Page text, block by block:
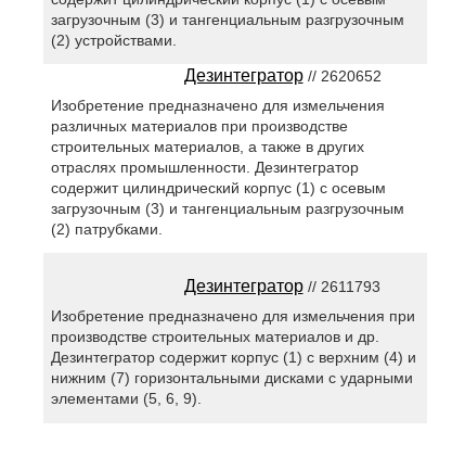
загрузочным (3) и тангенциальным разгрузочным
(2) устройствами.
Дезинтегратор// 2620652
Изобретение предназначено для измельчения
различных материалов при производстве
строительных материалов, а также в других
отраслях промышленности. Дезинтегратор
содержит цилиндрический корпус (1) с осевым
загрузочным (3) и тангенциальным разгрузочным
(2) патрубками.
Дезинтегратор// 2611793
Изобретение предназначено для измельчения при
производстве строительных материалов и др.
Дезинтегратор содержит корпус (1) с верхним (4) и
нижним (7) горизонтальными дисками с ударными
элементами (5, 6, 9).